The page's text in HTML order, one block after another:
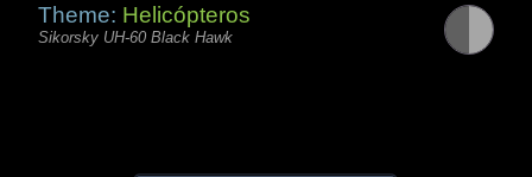
Theme: Helicópteros
Sikorsky UH-60 Black Hawk